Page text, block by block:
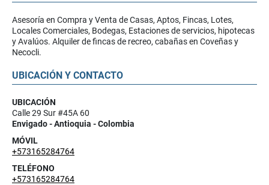
Asesoría en Compra y Venta de Casas, Aptos, Fincas, Lotes,
Locales Comerciales, Bodegas, Estaciones de servicios, hipotecas
y Avalúos. Alquiler de fincas de recreo, cabañas en Coveñas y
Necocli.
UBICACIÓN Y CONTACTO
UBICACIÓN
Calle 29 Sur #45A 60
Envigado - Antioquia - Colombia
MÓVIL
+573165284764
TELÉFONO
+573165284764